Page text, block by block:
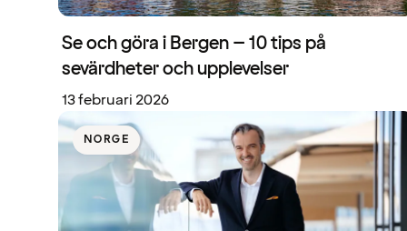
Se och göra i Bergen – 10 tips på
sevärdheter och upplevelser
13 februari 2026
NORGE